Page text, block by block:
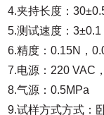
4.夹持长度：
5.测试速度：3±0.1
6.精度：0.15N，
7.电源：220 VAC
8.气源：0.5MPa
9.试样方式方式：